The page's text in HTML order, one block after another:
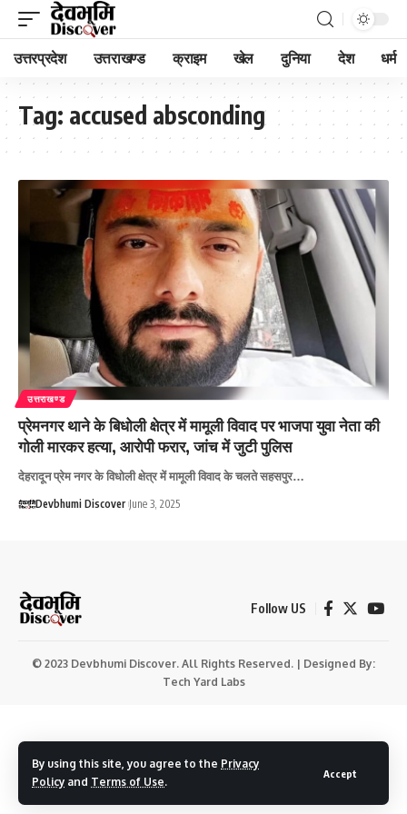
By using this site, you agree to the Privacy
Policy and Terms of Use.
Accept
उत्तरप्रदेश उत्तराखण्ड क्राइम खेल दुनिया देश धर्म
Tag: accused absconding
उत्तराखण्ड
प्रेमनगर थाने के बिधोली क्षेत्र में मामूली विवाद पर भाजपा युवा नेता की
गोली मारकर हत्या, आरोपी फरार, जांच में जुटी पुलिस
देहरादून प्रेम नगर के विधोली क्षेत्र में मामूली विवाद के चलते सहसपुर…
Devbhumi Discover June 3, 2025
Follow US
© 2023 Devbhumi Discover. All Rights Reserved. | Designed By:
Tech Yard Labs